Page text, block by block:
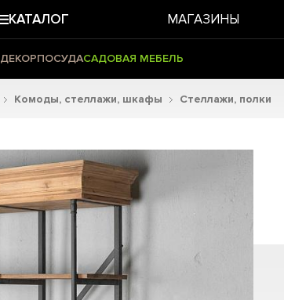
КАТАЛОГ МАГАЗИНЫ
ДЕКОРПОСУДАСАДОВАЯ МЕБЕЛЬ
Комоды, стеллажи, шкафы Стеллажи, полки